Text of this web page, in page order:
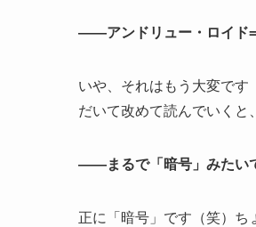
――アンドリュー・ロイド=
いや、それはもう大変です
だいて改めて読んでいくと
――まるで「暗号」みたい
正に「暗号」です（笑）ち